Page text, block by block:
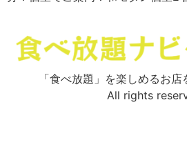
「食べ放題」を楽しめるお店
All rights